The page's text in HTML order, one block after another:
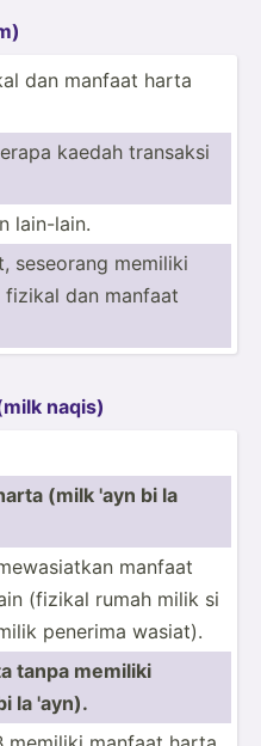
dan manfaat harta
kaedah transaksi
lain-lain.
seseorang memiliki
dan manfaat
naqis)
(milk 'ayn bi la
manfaat
(fizikal rumah milik si
penerima wasiat).
tanpa memiliki
la 'ayn).